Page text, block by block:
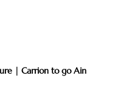
| Carrion to go Ain